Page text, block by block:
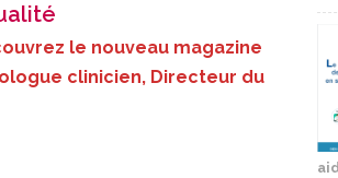
le nouveau magazine
clinicien, Directeur du